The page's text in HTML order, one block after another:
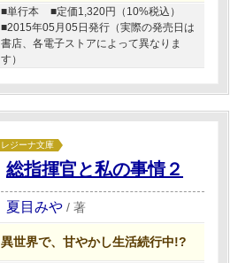
■単行本
■定価1,320円（10%税込）
■2015年05月05日発行（実際の発売日は
書店、各電子ストアによって異なりま
す）
レジーナ文庫
総指揮官と私の事情２
夏目みや / 著
異世界で、甘やかし生活続行中!?